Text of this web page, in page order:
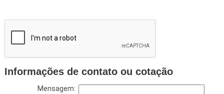
Informações de contato ou cotação
Mensagem: